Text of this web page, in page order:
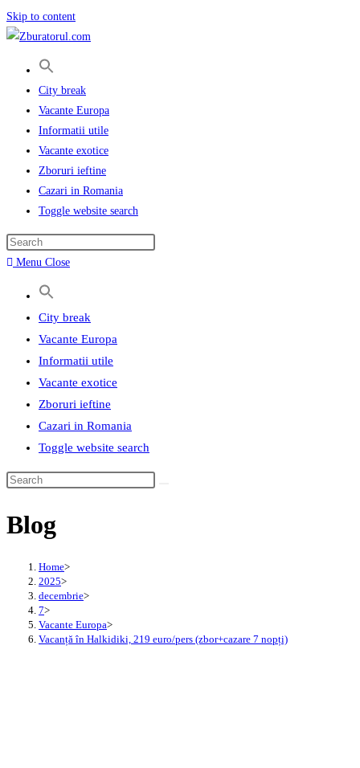
Skip to content
City break
Vacante Europa
Informatii utile
Vacante exotice
Zboruri ieftine
Cazari in Romania
Toggle website search
Menu Close
City break
Vacante Europa
Informatii utile
Vacante exotice
Zboruri ieftine
Cazari in Romania
Toggle website search
Blog
Home>
2025>
decembrie>
7>
Vacante Europa>
Vacanță în Halkidiki, 219 euro/pers (zbor+cazare 7 nopți)